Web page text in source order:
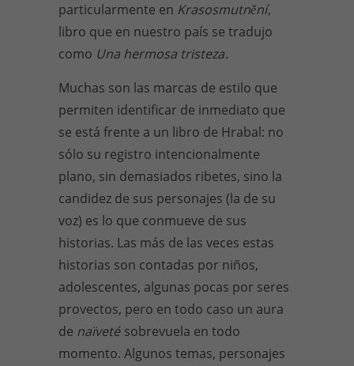
particularmente en Krasosmutnění,
libro que en nuestro país se tradujo
como Una hermosa tristeza.
Muchas son las marcas de estilo que
permiten identificar de inmediato que
se está frente a un libro de Hrabal: no
sólo su registro intencionalmente
plano, sin demasiados ribetes, sino la
candidez de sus personajes (la de su
voz) es lo que conmueve de sus
historias. Las más de las veces estas
historias son contadas por niños,
adolescentes, algunas pocas por seres
provectos, pero en todo caso un aura
de naïveté sobrevuela en todo
momento. Algunos temas, personajes